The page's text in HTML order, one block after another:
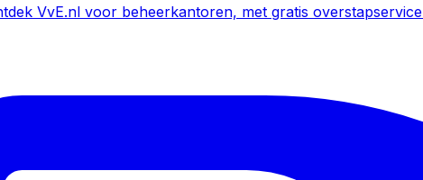
VvE.nl voor beheerkantoren, met gratis overstapservice